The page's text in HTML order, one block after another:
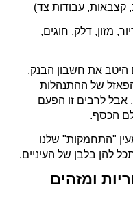
קצבאות, עבודות צד)
מזון, דלק, חוגים,
היטב את חשבון הבנק,
של ההתנהלות
אבל לרבים זו הפעם
הכסף.
"התחמקות" שלנו
להן בלבן של העיניים.
ומזהים